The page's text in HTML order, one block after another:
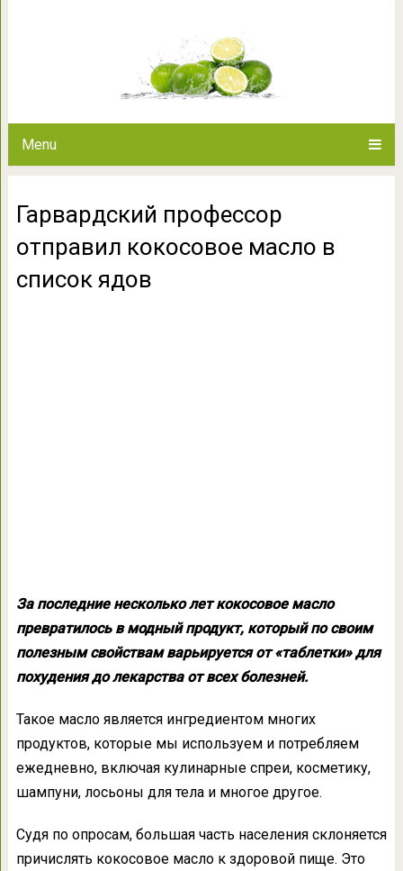
Menu
Гарвардский профессор
отправил кокосовое масло в
список ядов
За последние несколько лет кокосовое масло
превратилось в модный продукт, который по своим
полезным свойствам варьируется от «таблетки» для
похудения до лекарства от всех болезней.
Такое масло является ингредиентом многих
продуктов, которые мы используем и потребляем
ежедневно, включая кулинарные спреи, косметику,
шампуни, лосьоны для тела и многое другое.
Судя по опросам, большая часть населения склоняется
причислять кокосовое масло к здоровой пище. Это